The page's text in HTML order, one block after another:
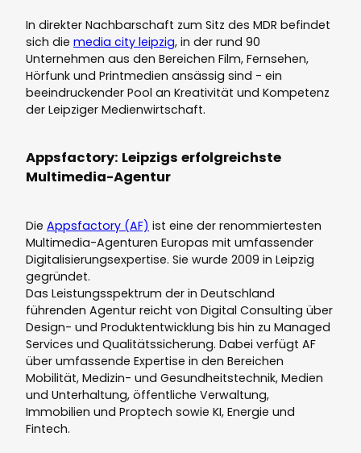
In direkter Nachbarschaft zum Sitz des MDR befindet
sich die media city leipzig, in der rund 90
Unternehmen aus den Bereichen Film, Fernsehen,
Hörfunk und Printmedien ansässig sind - ein
beeindruckender Pool an Kreativität und Kompetenz
der Leipziger Medienwirtschaft.
Appsfactory: Leipzigs erfolgreichste
Multimedia-Agentur
Die Appsfactory (AF) ist eine der renommiertesten
Multimedia-Agenturen Europas mit umfassender
Digitalisierungsexpertise. Sie wurde 2009 in Leipzig
gegründet.
Das Leistungsspektrum der in Deutschland
führenden Agentur reicht von Digital Consulting über
Design- und Produktentwicklung bis hin zu Managed
Services und Qualitätssicherung. Dabei verfügt AF
über umfassende Expertise in den Bereichen
Mobilität, Medizin- und Gesundheitstechnik, Medien
und Unterhaltung, öffentliche Verwaltung,
Immobilien und Proptech sowie KI, Energie und
Fintech.